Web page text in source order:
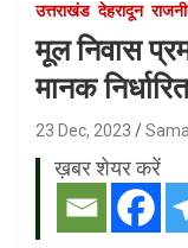
उत्तराखंड देहरादून
मूल निवास
मानक
23 Dec, 2023
ख़बर शेयर करें